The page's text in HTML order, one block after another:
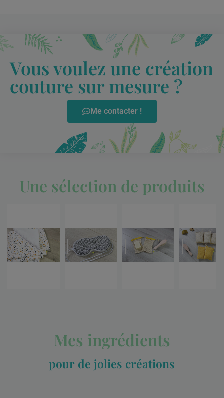
Vous voulez une création
couture sur mesure ?
Me contacter !
Une sélection de produits
Mes ingrédients
pour de jolies créations